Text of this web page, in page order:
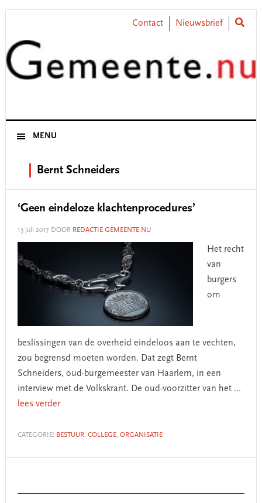
Skip
primary
navigation
Skip
content
Skip
primary
sidebar
Skip
footer
Contact Nieuwsbrief
MENU
Bernt Schneiders
‘Geen eindeloze klachtenprocedures’
13 juli 2017 DOOR REDACTIE GEMEENTE.NU
Het recht
van
burgers
om
beslissingen van de overheid eindeloos aan te vechten,
zou begrensd moeten worden. Dat zegt Bernt
Schneiders, oud-burgemeester van Haarlem, in een
interview met de Volkskrant. De oud-voorzitter van het ...
lees verder
CATEGORIE: BESTUUR, COLLEGE, ORGANISATIE
Sidebar